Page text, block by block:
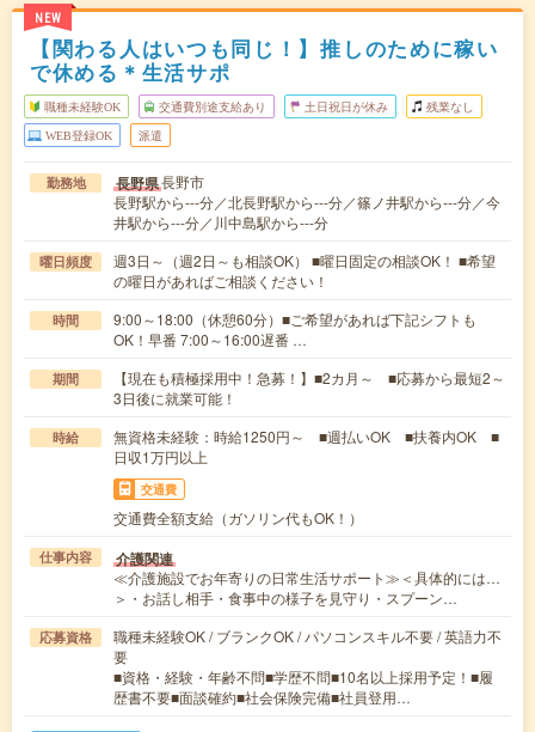
NEW
【関わる人はいつも同じ！】推しのために稼い
で休める＊生活サポ
職種未経験OK 交通費別途支給あり 土日祝日が休み 残業なし
WEB登録OK 派遣
勤務地 長野県長野市
長野駅から---分／北長野駅から---分／篠ノ井駅から---分／今
井駅から---分／川中島駅から---分
曜日頻度
週3日～（週2日～も相談OK） ■曜日固定の相談OK！ ■希望
の曜日があればご相談ください！
時間
9:00～18:00（休憩60分）■ご希望があれば下記シフトも
OK！早番 7:00～16:00遅番 …
期間
【現在も積極採用中！急募！】■2カ月～ ■応募から最短2～
3日後に就業可能！
時給
無資格未経験：時給1250円～ ■週払いOK ■扶養内OK ■
日収1万円以上
交通費
交通費全額支給（ガソリン代もOK！）
仕事内容 介護関連
≪介護施設でお年寄りの日常生活サポート≫＜具体的には…
＞・お話し相手・食事中の様子を見守り・スプーン…
応募資格
職種未経験OK / ブランクOK / パソコンスキル不要 / 英語力不
要
■資格・経験・年齢不問■学歴不問■10名以上採用予定！■履
歴書不要■面談確約■社会保険完備■社員登用…